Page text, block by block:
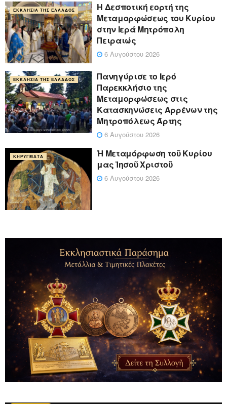
ΕΚΚΛΗΣΊΑ ΤΗΣ ΕΛΛΆΔΟΣ
Η Δεσποτική εορτή της
Μεταμορφώσεως του Κυρίου
στην Ιερά Μητρόπολη
Πειραιώς
6 Αυγούστου 2026
ΕΚΚΛΗΣΊΑ ΤΗΣ ΕΛΛΆΔΟΣ
Πανηγύρισε το Ιερό
Παρεκκλήσιο της
Μεταμορφώσεως στις
Κατασκηνώσεις Αρρένων της
Μητροπόλεως Άρτης
6 Αυγούστου 2026
ΚΗΡΎΓΜΑΤΑ
Ἡ Μεταμόρφωση τοῦ Κυρίου
μας Ἰησοῦ Χριστοῦ
6 Αυγούστου 2026